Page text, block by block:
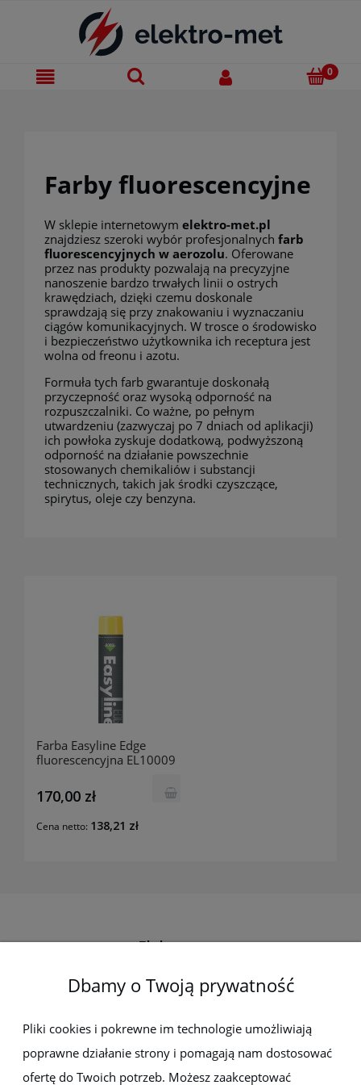
Farby fluorescencyjne
W sklepie internetowym elektro-met.pl
znajdziesz szeroki wybór profesjonalnych farb
fluorescencyjnych w aerozolu. Oferowane
przez nas produkty pozwalają na precyzyjne
nanoszenie bardzo trwałych linii o ostrych
krawędziach, dzięki czemu doskonale
sprawdzają się przy znakowaniu i wyznaczaniu
ciągów komunikacyjnych. W trosce o środowisko
i bezpieczeństwo użytkownika ich receptura jest
wolna od freonu i azotu.
Formuła tych farb gwarantuje doskonałą
przyczepność oraz wysoką odporność na
rozpuszczalniki. Co ważne, po pełnym
utwardzeniu (zazwyczaj po 7 dniach od aplikacji)
ich powłoka zyskuje dodatkową, podwyższoną
odporność na działanie powszechnie
stosowanych chemikaliów i substancji
technicznych, takich jak środki czyszczące,
spirytus, oleje czy benzyna.
Farba Easyline Edge
fluorescencyjna EL10009
170,00 zł
Cena netto: 138,21 zł
Elektro-met
Pomoc
Dostawa i płatności
Moje konto
Dbamy o Twoją prywatność
Pliki cookies i pokrewne im technologie umożliwiają
poprawne działanie strony i pomagają nam dostosować
ofertę do Twoich potrzeb. Możesz zaakceptować